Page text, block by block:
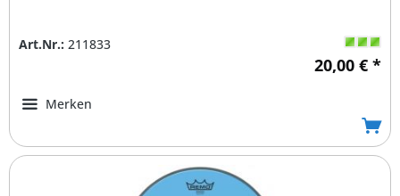
Art.Nr.: 211833
20,00 € *
Merken